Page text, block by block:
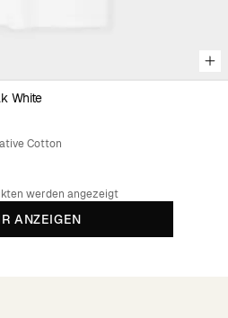
White
Cotton
werden angezeigt
ANZEIGEN